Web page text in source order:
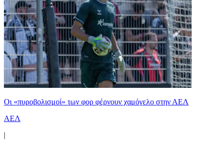
Οι «πυροβολισμοί» των φορ φέρνουν χαμόγελο στην ΑΕΛ
ΑΕΛ
|